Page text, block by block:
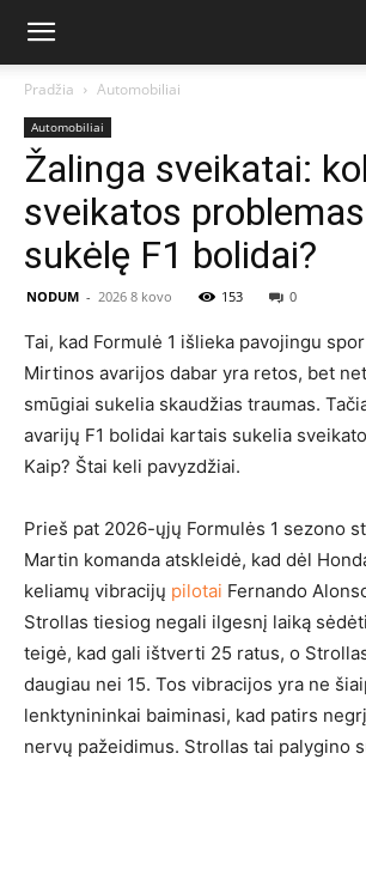
Pradžia Automobiliai
Automobiliai
Žalinga sveikatai:
sveikatos
sukėlę F1 bolidai?
NODUM - 2026 8 kovo 153 0
Tai, kad Formulė 1 išlieka pavojingu
Mirtinos avarijos dabar yra retos, bet
smūgiai sukelia skaudžias traumas.
avarijų F1 bolidai kartais sukelia
Kaip? Štai keli pavyzdžiai.
Prieš pat 2026-ųjų Formulės 1 sezono
Martin komanda atskleidė, kad dėl
keliamų vibracijų pilotai Fernando
Strollas tiesiog negali ilgesnį laiką
teigė, kad gali ištverti 25 ratus, o
daugiau nei 15. Tos vibracijos yra ne
lenktynininkai baiminasi, kad patirs
nervų pažeidimus. Strollas tai palygino